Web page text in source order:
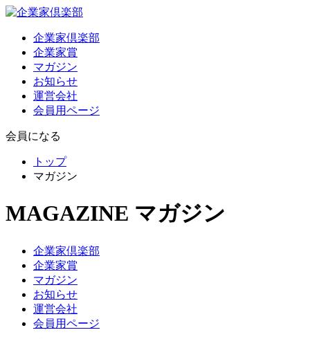
企業家倶楽部
企業家賞
マガジン
お知らせ
運営会社
会員用ページ
会員になる
トップ
マガジン
MAGAZINE マガジン
企業家倶楽部
企業家賞
マガジン
お知らせ
運営会社
会員用ページ